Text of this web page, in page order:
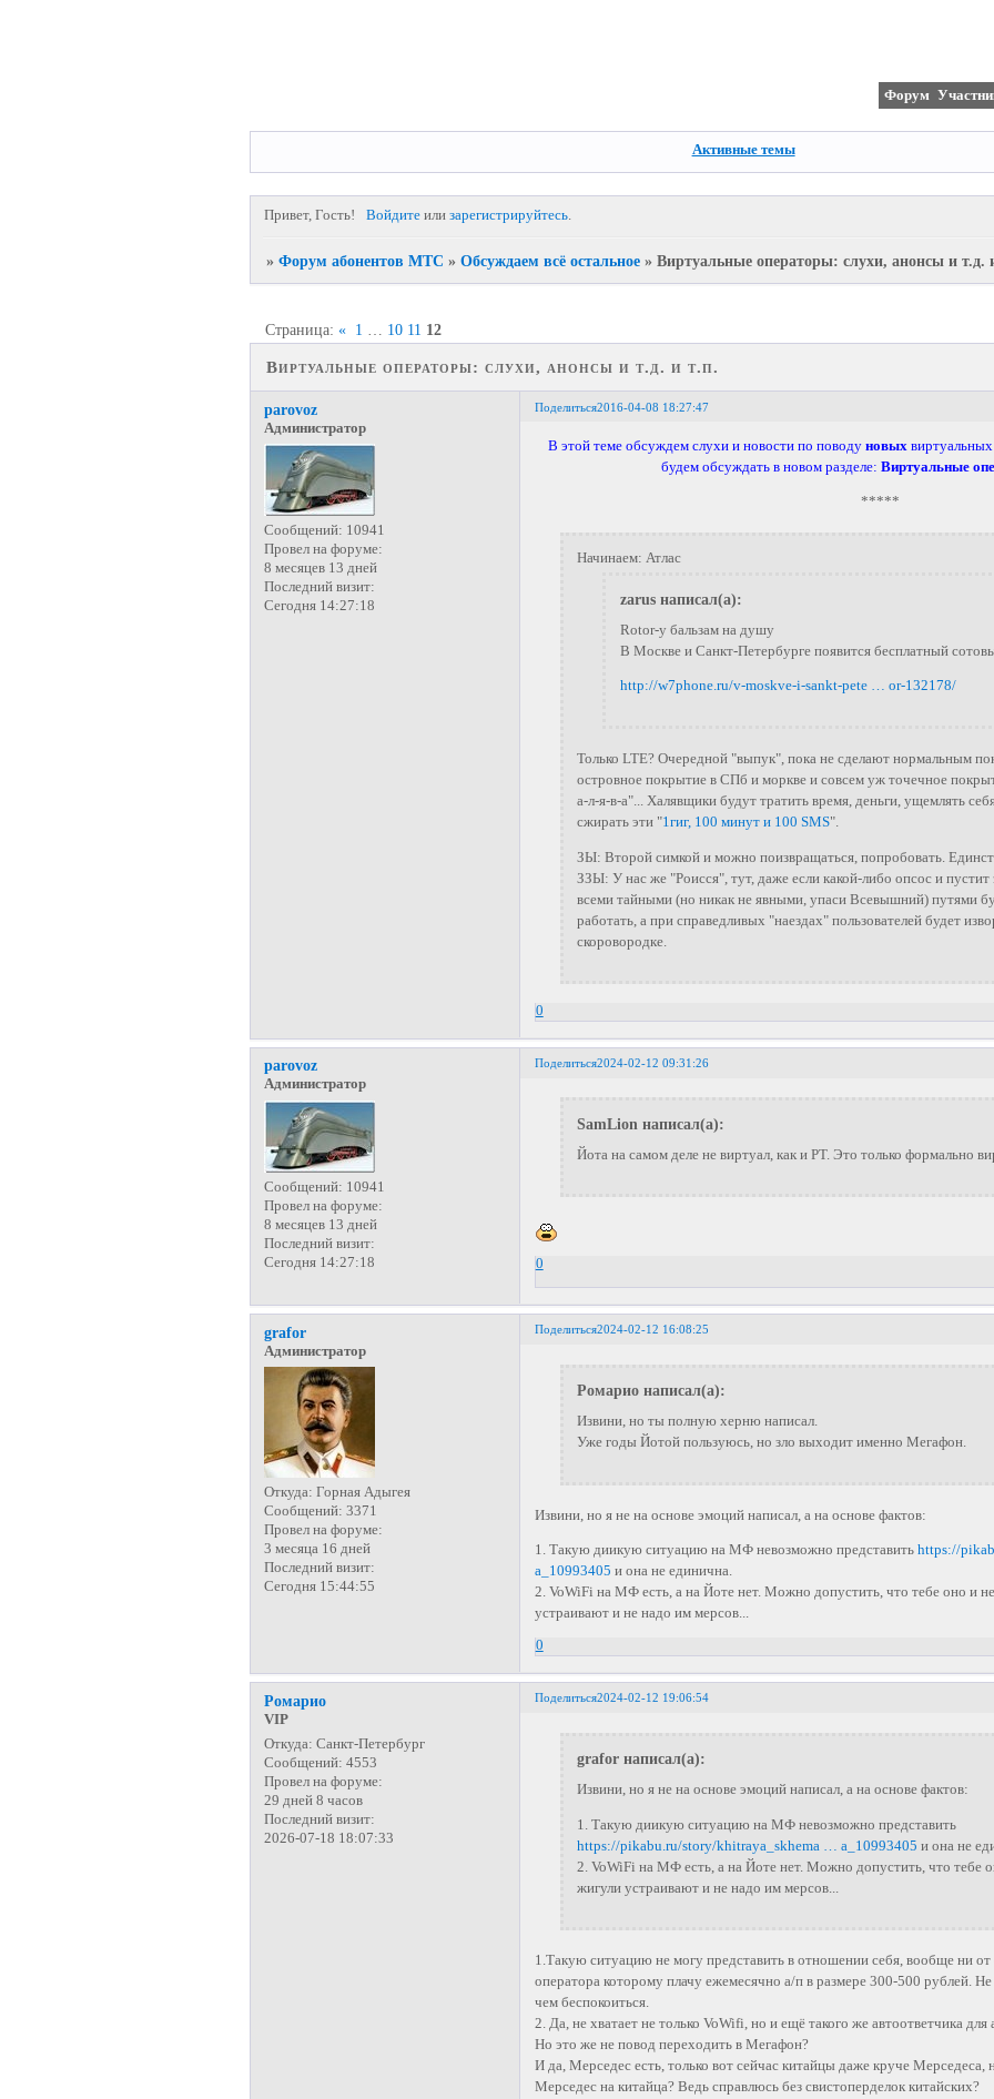
Форум
Активные темы
Привет, Гость! Войдитеили зарегистрируйтесь.
» Форум абонентов МТС » Обсуждаем всё остальное » Виртуальные операторы: слухи, анонсы и т.д.
Виртуальные операторы: слухи, анонсы и т.д. и т.п.
Страница: « 1 10 11 12
Поделиться2016-04-08 18:27:47
parovoz
Администратор
Сообщений: 10941
Провел на форуме:
8 месяцев 13 дней
Последний визит:
Сегодня 14:27:18
В этой теме обсуждем слухи и новости по поводу новых
будем обсуждать в новом разделе: Виртуальные
*****
Начинаем: Атлас
zarus написал(а):
Rotor-у бальзам на душу
В Москве и Санкт-Петербурге появится бесплатный
http://w7phone.ru/v-moskve-i-sankt-pete … or-132178/
Только LTE? Очередной "выпук", пока не сделают нормальным
островное покрытие в СПб и моркве и совсем уж точечное
а-л-я-в-а"... Халявщики будут тратить время, деньги, ущемлять
сжирать эти "1гиг, 100 минут и 100 SMS".
ЗЫ: Второй симкой и можно поизвращаться, попробовать.
ЗЗЫ: У нас же "Роисся", тут, даже если какой-либо опсос и пустит
всеми тайными (но никак не явными, упаси Всевышний) путями
работать, а при справедливых "наездах" пользователей будет
скоровородке.
0
Поделиться2024-02-12 09:31:26
parovoz
Администратор
Сообщений: 10941
Провел на форуме:
8 месяцев 13 дней
Последний визит:
Сегодня 14:27:18
SamLion написал(а):
Йота на самом деле не виртуал, как и РТ. Это только формально
0
Поделиться2024-02-12 16:08:25
grafor
Администратор
Откуда: Горная Адыгея
Сообщений: 3371
Провел на форуме:
3 месяца 16 дней
Последний визит:
Сегодня 15:44:55
Ромарио написал(а):
Извини, но ты полную херню написал.
Уже годы Йотой пользуюсь, но зло выходит именно Мегафон.
Извини, но я не на основе эмоций написал, а на основе фактов:
1. Такую диикую ситуацию на МФ невозможно представить https://
a_10993405 и она не единична.
2. VoWiFi на МФ есть, а на Йоте нет. Можно допустить, что тебе оно и
устраивают и не надо им мерсов...
0
Поделиться2024-02-12 19:06:54
Ромарио
VIP
Откуда: Санкт-Петербург
Сообщений: 4553
Провел на форуме:
29 дней 8 часов
Последний визит:
2026-07-18 18:07:33
grafor написал(а):
Извини, но я не на основе эмоций написал, а на основе фактов:
1. Такую диикую ситуацию на МФ невозможно представить
https://pikabu.ru/story/khitraya_skhema … a_10993405 и она не
2. VoWiFi на МФ есть, а на Йоте нет. Можно допустить, что тебе
жигули устраивают и не надо им мерсов...
1.Такую ситуацию не могу представить в отношении себя, вообще ни от
оператора которому плачу ежемесячно а/п в размере 300-500 рублей.
чем беспокоиться.
2. Да, не хватает не только VoWifi, но и ещё такого же автоответчика
Но это же не повод переходить в Мегафон?
И да, Мерседес есть, только вот сейчас китайцы даже круче Мерседеса,
Мерседес на китайца? Ведь справлюсь без свистоперделок китайских?